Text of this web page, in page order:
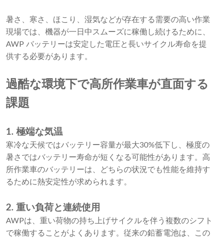
暑さ、寒さ、ほこり、湿気などが存在する需要の高い作業
現場では、機器が一日中スムーズに稼働し続けるために、
AWP バッテリーは安定した電圧と長いサイクル寿命を提
供する必要があります。
過酷な環境下で高所作業車が直面する
課題
1. 極端な気温
寒冷な天候ではバッテリー容量が最大30%低下し、極度の
暑さではバッテリー寿命が短くなる可能性があります。高
所作業車のバッテリーは、どちらの状況でも性能を維持す
るために熱安定性が求められます。
2. 重い負荷と連続使用
AWPは、重い荷物の持ち上げサイクルを伴う複数のシフト
で稼働することがよくあります。従来の鉛蓄電池は、この